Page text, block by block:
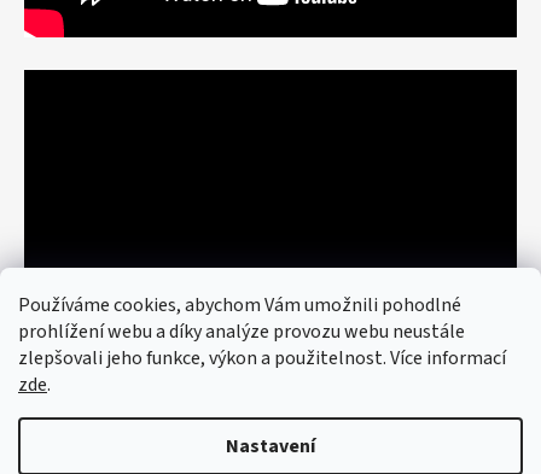
Používáme cookies, abychom Vám umožnili pohodlné
prohlížení webu a díky analýze provozu webu neustále
zlepšovali jeho funkce, výkon a použitelnost. Více informací
zde.
Nastavení